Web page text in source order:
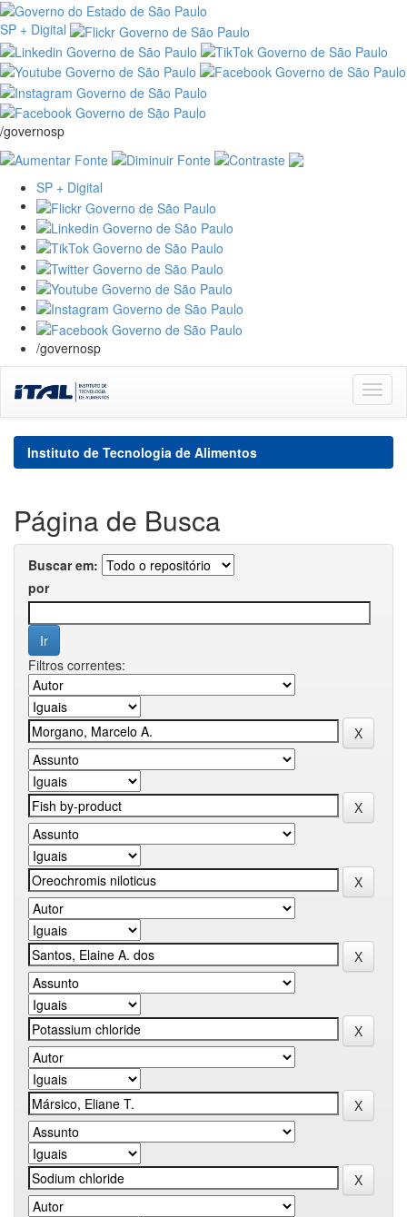
SP + Digital
/governosp
SP + Digital
/governosp
navigation
Instituto de Tecnologia de Alimentos
Página de Busca
Buscar em:
por
Filtros correntes: